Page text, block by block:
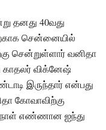
தனது 40வது
சென்னையில்
சென்றுள்ளார் வனிதா
காதலர் விக்னேஷ்
இருந்தார் என்பது
கோவாவிற்கு
நாள் எண்ணான ஐந்து